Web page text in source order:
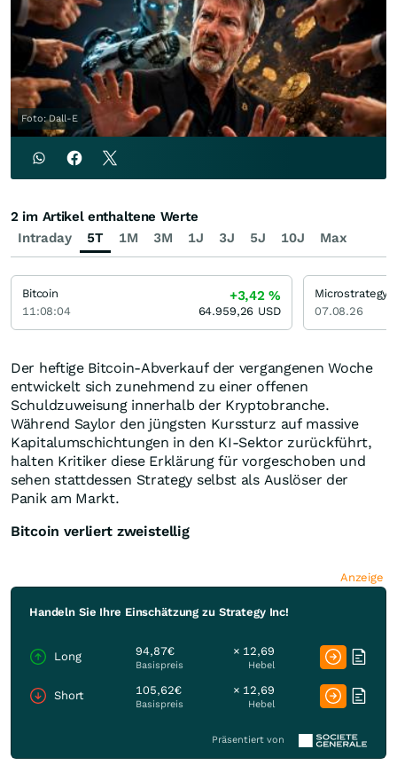
Foto: Dall-E
Der heftige Bitcoin-Abverkauf der vergangenen Woche
entwickelt sich zunehmend zu einer offenen
Schuldzuweisung innerhalb der Kryptobranche.
Während Saylor den jüngsten Kurssturz auf massive
Kapitalumschichtungen in den KI-Sektor zurückführt,
halten Kritiker diese Erklärung für vorgeschoben und
sehen stattdessen Strategy selbst als Auslöser der
Panik am Markt.
Bitcoin verliert zweistellig
Anzeige
Handeln Sie Ihre Einschätzung zu Strategy Inc!
Long 94,87€
Basispreis
× 12,69
Hebel
Short 105,62€
Basispreis
× 12,69
Hebel
Präsentiert von
Intraday 5T 1M 3M 1J 3J 5J 10J Max
2 im Artikel enthaltene Werte
Bitcoin
11:08:04
+3,42%
64.959,26 USD 07.08.26